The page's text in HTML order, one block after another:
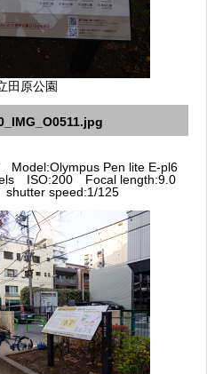
田原公園
Pen lite E-pl6
ISO:200 Focal length:9.0
speed:1/125